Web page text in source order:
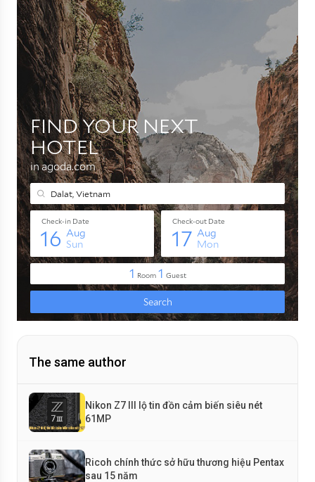
The same author
Nikon Z7 III lộ tin đồn cảm biến siêu nét
61MP
Ricoh chính thức sở hữu thương hiệu Pentax
sau 15 năm